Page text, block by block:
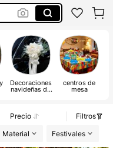
Decoraciones
navideñas de
centros de
mesa
Precio
Filtros
Material Festivales